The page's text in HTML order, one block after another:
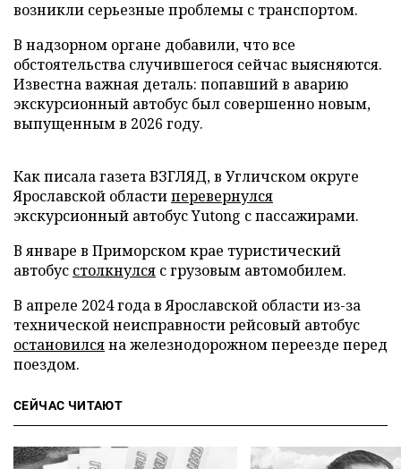
возникли серьезные проблемы с транспортом.
В надзорном органе добавили, что все
обстоятельства случившегося сейчас выясняются.
Известна важная деталь: попавший в аварию
экскурсионный автобус был совершенно новым,
выпущенным в 2026 году.
Как писала газета ВЗГЛЯД, в Угличском округе
Ярославской областиперевернулся
экскурсионный автобус Yutong с пассажирами.
В январе в Приморском крае туристический
автобус столкнулся с грузовым автомобилем.
В апреле 2024 года в Ярославской области из-за
технической неисправности рейсовый автобус
остановилсяна железнодорожном переезде перед
поездом.
СЕЙЧАС ЧИТАЮТ